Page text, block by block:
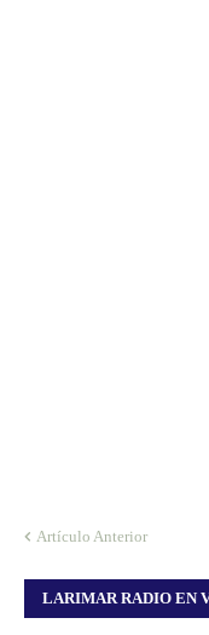
Artículo Anterior
LARIMAR RADIO EN